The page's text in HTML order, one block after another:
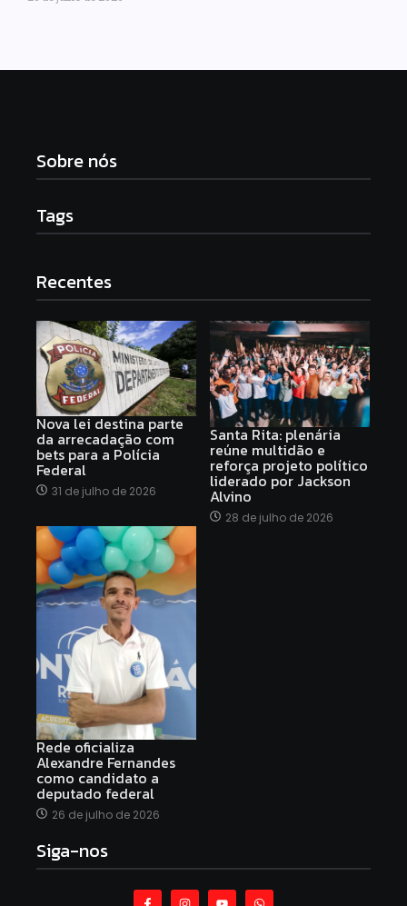
Sobre nós
Tags
Recentes
Nova lei destina parte
da arrecadação com
bets para a Polícia
Federal
31 de julho de 2026
Santa Rita: plenária
reúne multidão e
reforça projeto político
liderado por Jackson
Alvino
28 de julho de 2026
Rede oficializa
Alexandre Fernandes
como candidato a
deputado federal
26 de julho de 2026
Siga-nos